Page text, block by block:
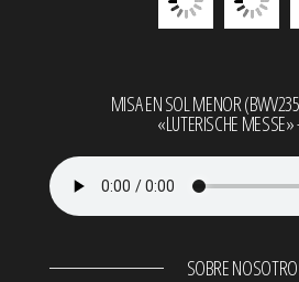
MISA EN SOL MENOR
«LUTERISCHE MESSE»
SOBRE